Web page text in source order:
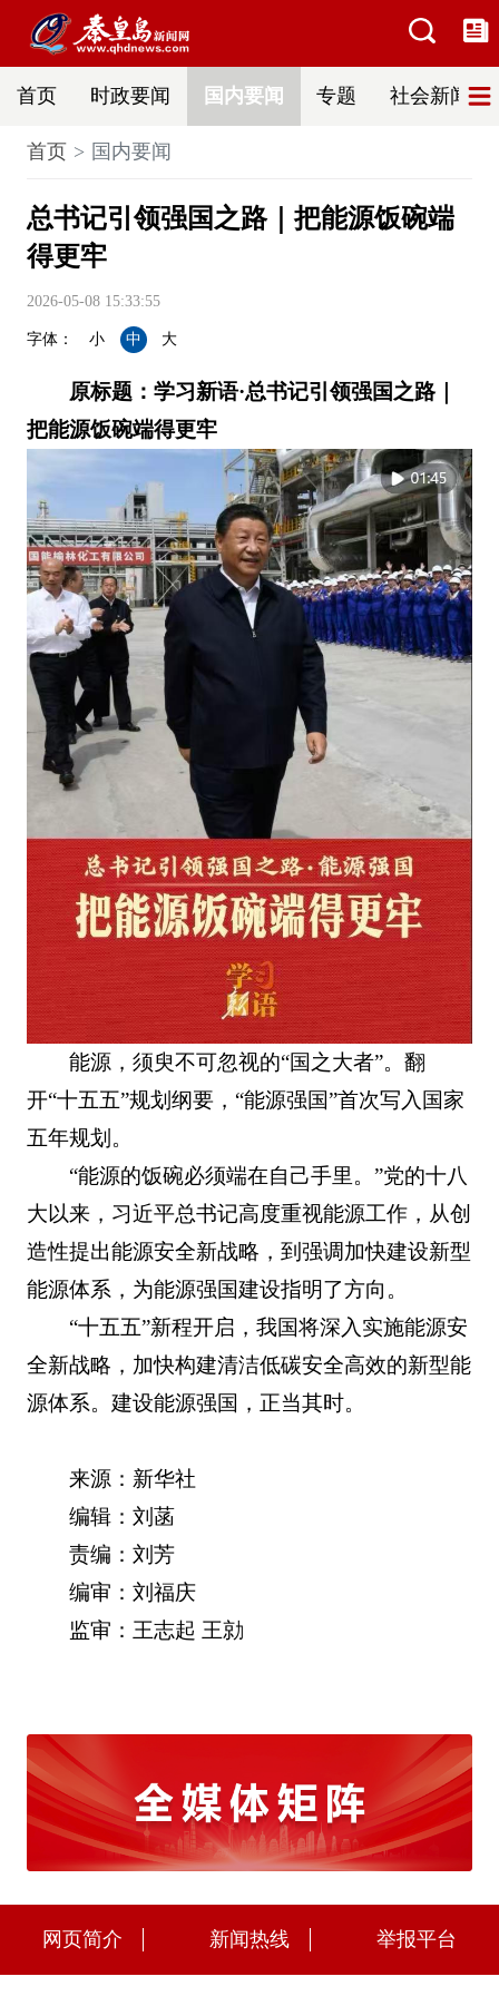
首页 时政要闻 国内要闻 专题 社会新闻
首页 国内要闻
总书记引领强国之路｜把能源饭碗端
得更牢
2026-05-08 15:33:55
字体： 小 中 大
原标题：学习新语·总书记引领强国之路｜
把能源饭碗端得更牢
能源，须臾不可忽视的“国之大者”。翻
开“十五五”规划纲要，“能源强国”首次写入国家
五年规划。
“能源的饭碗必须端在自己手里。”党的十八
大以来，习近平总书记高度重视能源工作，从创
造性提出能源安全新战略，到强调加快建设新型
能源体系，为能源强国建设指明了方向。
“十五五”新程开启，我国将深入实施能源安
全新战略，加快构建清洁低碳安全高效的新型能
源体系。建设能源强国，正当其时。
来源：新华社
编辑：刘菡
责编：刘芳
编审：刘福庆
监审：王志起 王勍
网页简介 新闻热线 举报平台